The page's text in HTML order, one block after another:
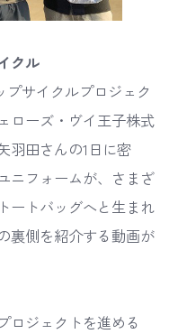
クル
プサイクルプロジェク
ローズ・ヴイ王子株式
羽田さんの1日に密
ニフォームが、さまざ
ートバッグへと生まれ
裏側を紹介する動画が
ロジェクトを進める